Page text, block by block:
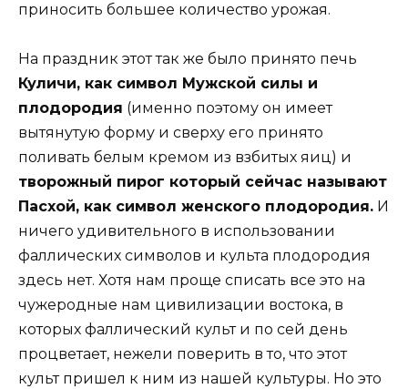
приносить большее количество урожая.
На праздник этот так же было принято печь
Куличи, как символ Мужской силы и
плодородия (именно поэтому он имеет
вытянутую форму и сверху его принято
поливать белым кремом из взбитых яиц) и
творожный пирог который сейчас называют
Пасхой, как символ женского плодородия. И
ничего удивительного в использовании
фаллических символов и культа плодородия
здесь нет. Хотя нам проще списать все это на
чужеродные нам цивилизации востока, в
которых фаллический культ и по сей день
процветает, нежели поверить в то, что этот
культ пришел к ним из нашей культуры. Но это